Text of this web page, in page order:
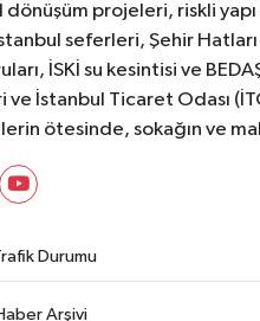
projeleri, riskli
seferleri, Şehir
İSKİ su kesintisi ve
İstanbul Ticaret Odası
ötesinde, sokağın ve
Durumu
Arşivi